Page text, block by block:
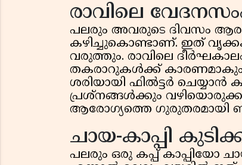
രാവിലെ
പലരും അവരുടെ ദിവസം
കഴിച്ചുകൊണ്ടാണ്. ഇത്
വരുത്തും. രാവിലെ
തകരാറുകൾക്ക്
ശരിയായി ഫിൽട്ടർ
പ്രശ്നങ്ങൾക്കും
ആരോഗ്യത്തെ ഗുരുതരമായി
ചായ-കാപ്പി
പലരും ഒരു കപ്പ് കാപ്പിയോ